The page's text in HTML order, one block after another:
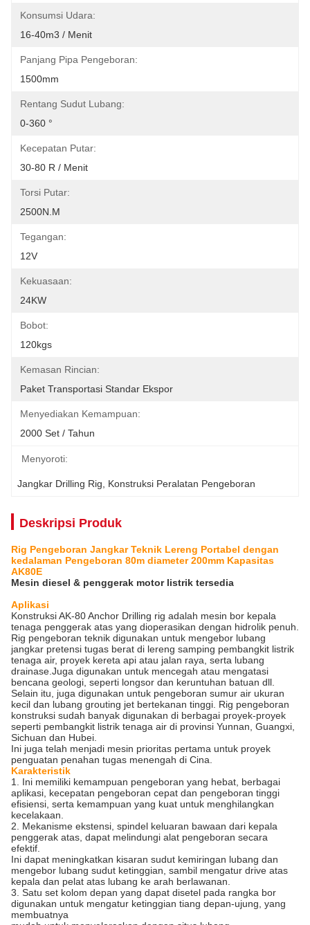
Konsumsi Udara:
16-40m3 / Menit
Panjang Pipa Pengeboran:
1500mm
Rentang Sudut Lubang:
0-360 °
Kecepatan Putar:
30-80 R / Menit
Torsi Putar:
2500N.m
Tegangan:
12V
Kekuasaan:
24KW
Bobot:
120kgs
Kemasan Rincian:
Paket Transportasi Standar Ekspor
Menyediakan Kemampuan:
2000 Set / Tahun
Menyoroti:
Jangkar Drilling Rig Konstruksi Peralatan Pengeboran
Deskripsi Produk
Rig Pengeboran Jangkar Teknik Lereng Portabel dengan
kedalaman Pengeboran 80m diameter 200mm Kapasitas
AK80E
Mesin diesel & penggerak motor listrik tersedia
Aplikasi
Konstruksi AK-80 Anchor Drilling rig adalah mesin bor kepala
tenaga penggerak atas yang dioperasikan dengan hidrolik penuh.
Rig pengeboran teknik digunakan untuk mengebor lubang
jangkar pretensi tugas berat di lereng samping pembangkit listrik
tenaga air, proyek kereta api atau jalan raya, serta lubang
drainase.Juga digunakan untuk mencegah atau mengatasi
bencana geologi, seperti longsor dan keruntuhan batuan dll.
Selain itu, juga digunakan untuk pengeboran sumur air ukuran
kecil dan lubang grouting jet bertekanan tinggi. Rig pengeboran
konstruksi sudah banyak digunakan di berbagai proyek-proyek
seperti pembangkit listrik tenaga air di provinsi Yunnan, Guangxi,
Sichuan dan Hubei.
Ini juga telah menjadi mesin prioritas pertama untuk proyek
penguatan penahan tugas menengah di Cina.
Karakteristik
1. Ini memiliki kemampuan pengeboran yang hebat, berbagai
aplikasi, kecepatan pengeboran cepat dan pengeboran tinggi
efisiensi, serta kemampuan yang kuat untuk menghilangkan
kecelakaan.
2. Mekanisme ekstensi, spindel keluaran bawaan dari kepala
penggerak atas, dapat melindungi alat pengeboran secara
efektif.
Ini dapat meningkatkan kisaran sudut kemiringan lubang dan
mengebor lubang sudut ketinggian, sambil mengatur drive atas
kepala dan pelat atas lubang ke arah berlawanan.
3. Satu set kolom depan yang dapat disetel pada rangka bor
digunakan untuk mengatur ketinggian tiang depan-ujung, yang
membuatnya